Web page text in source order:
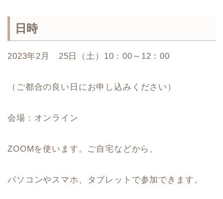
日時
2023年2月 25日（土）10：00～12：00
（ご都合の良い日にお申し込みください）
会場：オンライン
ZOOMを使います。ご自宅などから、
パソコンやスマホ、タブレットで参加できます。